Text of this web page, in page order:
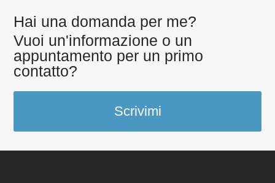
Hai una domanda per me?
Vuoi un'informazione o un
appuntamento per un primo
contatto?
Scrivimi